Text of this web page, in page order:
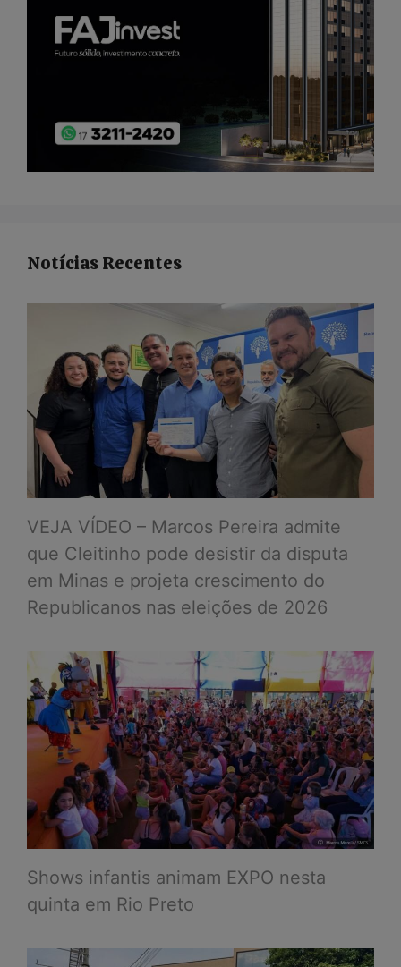
Notícias Recentes
VEJA VÍDEO – Marcos Pereira admite
que Cleitinho pode desistir da disputa
em Minas e projeta crescimento do
Republicanos nas eleições de 2026
Shows infantis animam EXPO nesta
quinta em Rio Preto